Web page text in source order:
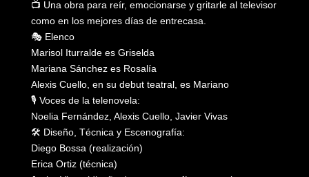
📺 Una obra para reír, emocionarse y gritarle al televisor
como en los mejores días de entrecasa.
🎭 Elenco
Marisol Iturralde es Griselda
Mariana Sánchez es Rosalía
Alexis Cuello, en su debut teatral, es Mariano
🎙️ Voces de la telenovela:
Noelia Fernández, Alexis Cuello, Javier Vivas
🛠️ Diseño, Técnica y Escenografía:
Diego Bossa (realización)
Erica Ortiz (técnica)